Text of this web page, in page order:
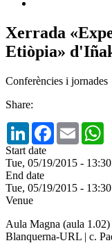
Xerrada
Etiòpia»
Conferències i jornades
Share:
LinkedInFacebook
Email
Start date
Tue, 05/19/2015 - 13:30
End date
Tue, 05/19/2015 - 13:30
Venue
Aula Magna (aula
Blanquerna-URL | c.